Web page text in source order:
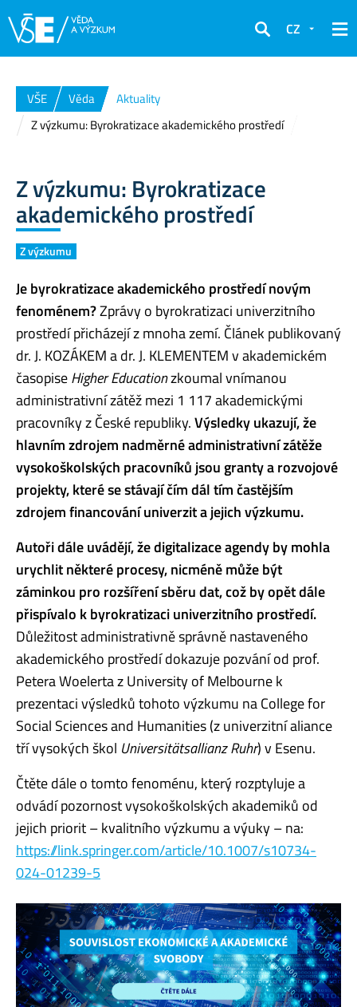
Hledat
CZ
VŠE Věda
Aktuality
Z výzkumu: Byrokratizace akademického prostředí
Z výzkumu: Byrokratizace
akademického prostředí
Z výzkumu
Je byrokratizace akademického prostředí novým
fenoménem?Zprávy o byrokratizaci univerzitního
prostředí přicházejí z mnoha zemí. Článek publikovaný
dr. J. KOZÁKEM a dr. J. KLEMENTEM v akademickém
časopiseHigher Educationzkoumal vnímanou
administrativní zátěž mezi 1 117 akademickými
pracovníky z České republiky.Výsledky ukazují, že
hlavním zdrojem nadměrné administrativní zátěže
vysokoškolských pracovníků jsou granty a rozvojové
projekty, které se stávají čím dál tím častějším
zdrojem financování univerzit a jejich výzkumu.
Autoři dále uvádějí, že digitalizace agendy by mohla
urychlit některé procesy, nicméně může být
záminkou pro rozšíření sběru dat, což by opět dále
přispívalo k byrokratizaci univerzitního prostředí.
Důležitost administrativně správně nastaveného
akademického prostředí dokazuje pozvání od prof.
Petera Woelerta z University of Melbourne k
prezentaci výsledků tohoto výzkumu na College for
Social Sciences and Humanities (z univerzitní aliance
tří vysokých škol Universitätsallianz Ruhr) v Esenu.
Čtěte dále o tomto fenoménu, který rozptyluje a
odvádí pozornost vysokoškolských akademiků od
jejich priorit – kvalitního výzkumu a výuky – na:
https://link.springer.com/article/10.1007/s10734-
024-01239-5